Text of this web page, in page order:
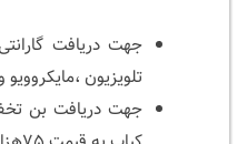
جهت دریافت
تلویزیون ،مایکروویو